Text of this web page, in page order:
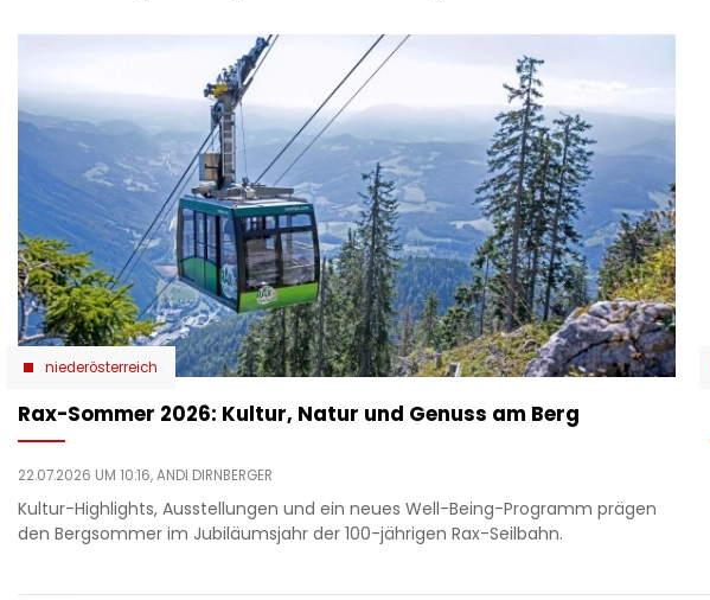
niederösterreich
Rax-Sommer 2026: Kultur, Natur und Genuss am Berg
22.07.2026 UM 10:16,ANDI DIRNBERGER
Kultur-Highlights, Ausstellungen und ein neues Well-Being-Programm prägen
den Bergsommer im Jubiläumsjahr der 100-jährigen Rax-Seilbahn.